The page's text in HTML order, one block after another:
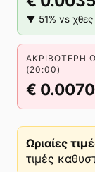
▼ 51% vs χθες
ΑΚΡΙΒΌΤΕΡΗ
(20:00)
€ 0.0070
Ωριαίες
τιμές